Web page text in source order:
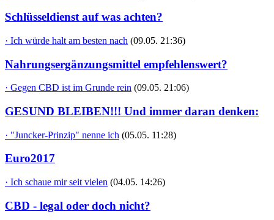
Schlüsseldienst auf was achten?
· Ich würde halt am besten nach (09.05. 21:36)
Nahrungsergänzungsmittel empfehlenswert?
· Gegen CBD ist im Grunde rein (09.05. 21:06)
GESUND BLEIBEN!!! Und immer daran denken:
· "Juncker-Prinzip" nenne ich (05.05. 11:28)
Euro2017
· Ich schaue mir seit vielen (04.05. 14:26)
CBD - legal oder doch nicht?